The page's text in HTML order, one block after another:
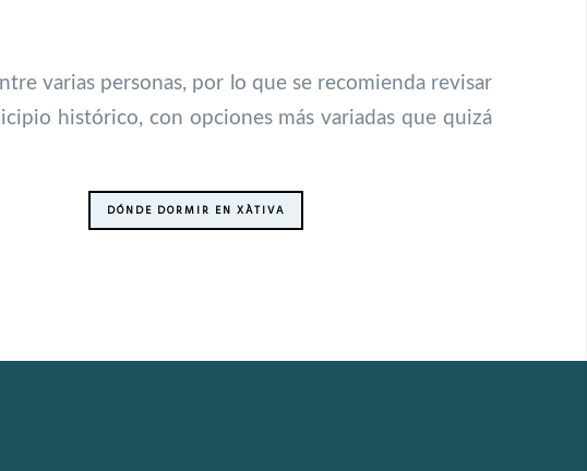
varias personas, por lo que se recomienda revisar
histórico, con opciones más variadas que quizá
DÓNDE DORMIR EN XÀTIVA